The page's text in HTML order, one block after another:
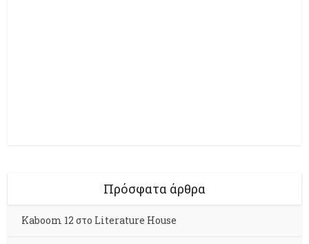
Πρόσφατα άρθρα
Kaboom 12 στο Literature House